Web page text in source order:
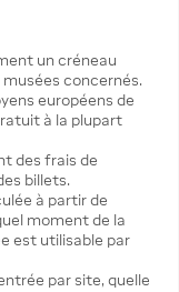
un créneau
musées concernés.
européens de
à la plupart
des frais de
billets.
à partir de
moment de la
est utilisable par
par site, quelle